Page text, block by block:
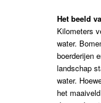
Het beeld
Kilometers
water.
boerderijen
landschap
water.
het